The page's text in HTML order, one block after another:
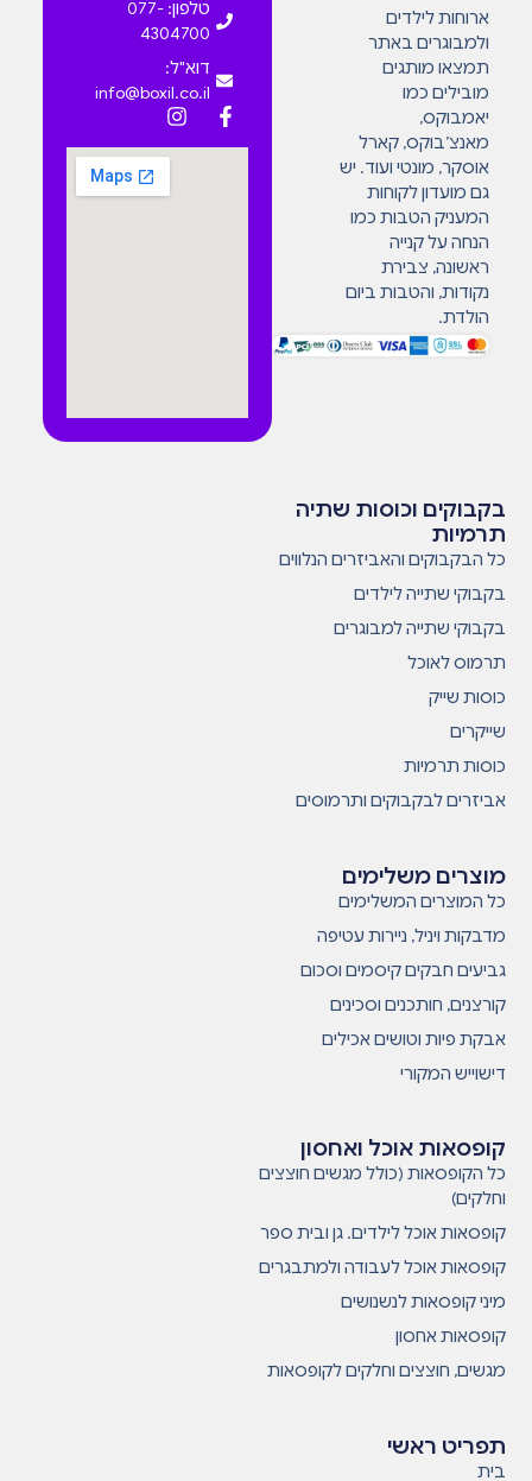
ארוחות לילדים
ולמבוגרים באתר
תמצאו מותגים
מובילים כמו
יאמבוקס,
מאנצ’בוקס, קארל
אוסקר, מונטי ועוד. יש
גם מועדון לקוחות
המעניק הטבות כמו
הנחה על קנייה
ראשונה, צבירת
נקודות, והטבות ביום
הולדת.
טלפון: 077-
4304700
דוא"ל:
info@boxil.co.il
תפריט ראשי
בית
קופסאות אוכל ואחסון
כל הקופסאות (כולל מגשים חוצצים
וחלקים)
קופסאות אוכל לילדים. גן ובית ספר
קופסאות אוכל לעבודה ולמתבגרים
מיני קופסאות לנשנושים
קופסאות אחסון
מגשים, חוצצים וחלקים לקופסאות
מוצרים משלימים
כל המוצרים המשלימים
מדבקות ויניל, ניירות עטיפה
גביעים חבקים קיסמים וסכום
קורצנים, חותכנים וסכינים
אבקת פיות וטושים אכילים
דישוייש המקורי
בקבוקים וכוסות שתיה
תרמיות
כל הבקבוקים והאביזרים הנלווים
בקבוקי שתייה לילדים
בקבוקי שתייה למבוגרים
תרמוס לאוכל
כוסות שייק
שייקרים
כוסות תרמיות
אביזרים לבקבוקים ותרמוסים